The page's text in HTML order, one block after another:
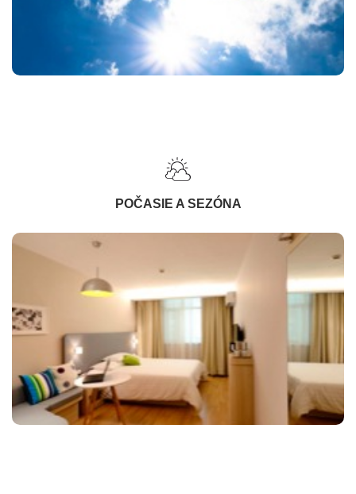
POČASIE A SEZÓNA